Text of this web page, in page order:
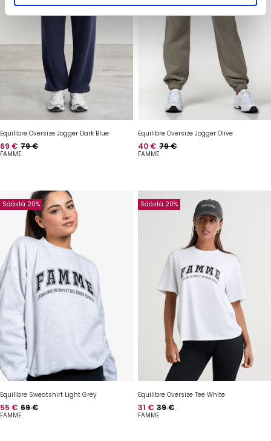
Equilibre Oversize Jogger Dark Blue
Hinta
69 € Normaalihinta
79 €
FAMME
Equilibre Oversize Jogger Olive
Hinta
40 € Normaalihinta
79 €
FAMME
Säästä 20%
Equilibre Sweatshirt Light Grey
Hinta
55 € Normaalihinta
69 €
FAMME
Säästä 20%
Equilibre Oversize Tee White
Hinta
31 € Normaalihinta
39 €
FAMME